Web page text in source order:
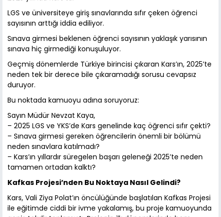
LGS ve üniversiteye giriş sınavlarında sıfır çeken öğrenci
sayısının arttığı iddia ediliyor.
Sınava girmesi beklenen öğrenci sayısının yaklaşık yarısının
sınava hiç girmediği konuşuluyor.
Geçmiş dönemlerde Türkiye birincisi çıkaran Kars’ın, 2025’te
neden tek bir derece bile çıkaramadığı sorusu cevapsız
duruyor.
Bu noktada kamuoyu adına soruyoruz:
Sayın Müdür Nevzat Kaya,
– 2025 LGS ve YKS’de Kars genelinde kaç öğrenci sıfır çekti?
– Sınava girmesi gereken öğrencilerin önemli bir bölümü
neden sınavlara katılmadı?
– Kars’ın yıllardır süregelen başarı geleneği 2025’te neden
tamamen ortadan kalktı?
Kafkas Projesi’nden Bu Noktaya Nasıl Gelindi?
Kars, Vali Ziya Polat’ın öncülüğünde başlatılan Kafkas Projesi
ile eğitimde ciddi bir ivme yakalamış, bu proje kamuoyunda